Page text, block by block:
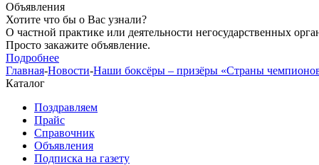
Объявления
Хотите что бы о Вас узнали?
О частной практике или деятельности негосударственных
Просто закажите объявление.
Подробнее
Главная-Новости-Наши боксёры – призёры «Страны
Каталог
Поздравляем
Прайс
Справочник
Объявления
Подписка на газету